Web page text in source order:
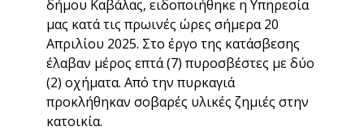
δήμου Καβάλας, ειδοποιήθηκε η Υπηρεσία
μας κατά τις πρωινές ώρες σήμερα 20
Απριλίου 2025. Στο έργο της κατάσβεσης
έλαβαν μέρος επτά (7) πυροσβέστες με δύο
(2) οχήματα. Από την πυρκαγιά
προκλήθηκαν σοβαρές υλικές ζημιές στην
κατοικία.